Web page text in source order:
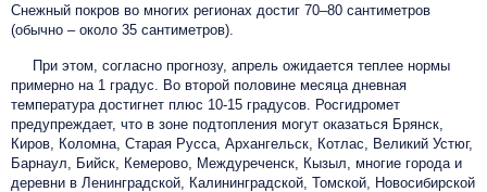
Снежный покров во многих регионах достиг 70–80 сантиметров
(обычно – около 35 сантиметров).
При этом, согласно прогнозу, апрель ожидается теплее нормы
примерно на 1 градус. Во второй половине месяца дневная
температура достигнет плюс 10-15 градусов. Росгидромет
предупреждает, что в зоне подтопления могут оказаться Брянск,
Киров, Коломна, Старая Русса, Архангельск, Котлас, Великий Устюг,
Барнаул, Бийск, Кемерово, Междуреченск, Кызыл, многие города и
деревни в Ленинградской, Калининградской, Томской, Новосибирской